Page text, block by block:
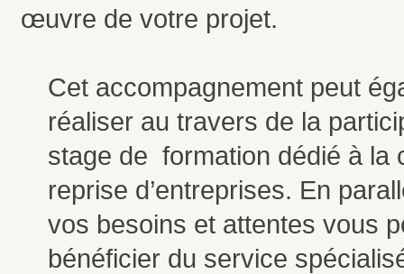
œuvre de votre projet.
Cet accompagnement peut
réaliser au travers de la
stage de formation dédié à la
reprise d’entreprises. En
vos besoins et attentes vous
bénéficier du service